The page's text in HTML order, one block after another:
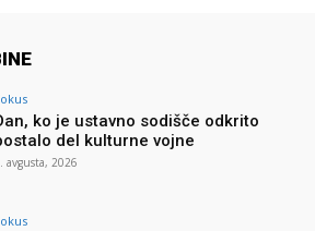
ko je ustavno sodišče odkrito
del kulturne vojne
avgusta, 2026